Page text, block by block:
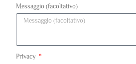
Messaggio (facoltativo)
Privacy